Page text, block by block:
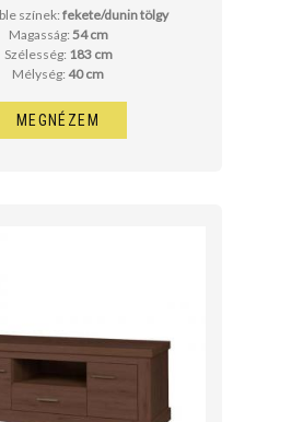
színek: fekete/dunin tölgy
Magasság: 54 cm
Szélesség: 183 cm
Mélység: 40 cm
MEGNÉZEM